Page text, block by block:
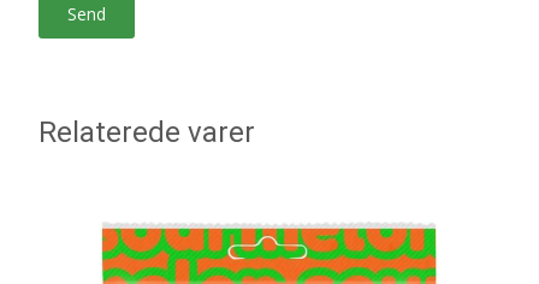
Relaterede varer